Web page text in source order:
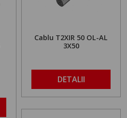
Cablu T2XIR 50 OL-AL
3X50
DETALII